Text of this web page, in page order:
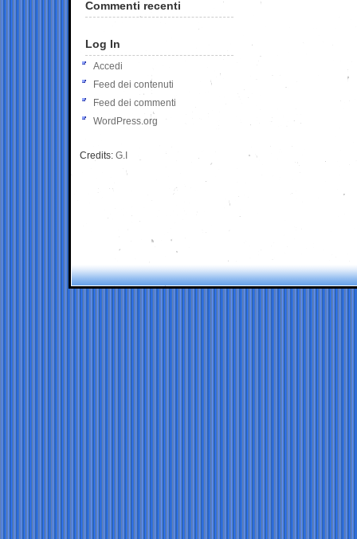
Commenti recenti
Log In
Accedi
Feed dei contenuti
Feed dei commenti
WordPress.org
Credits: G.I